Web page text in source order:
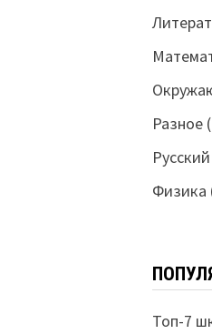
Разное
Физика
Топ-7